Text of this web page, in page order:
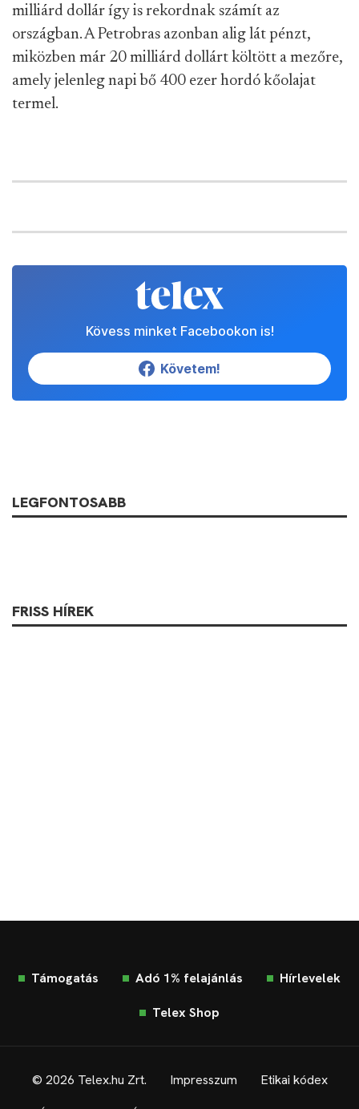
milliárd dollár így is rekordnak számít az
országban. A Petrobras azonban alig lát pénzt,
miközben már 20 milliárd dollárt költött a mezőre,
amely jelenleg napi bő 400 ezer hordó kőolajat
termel.
Kövess minket Facebookon is!
Követem!
LEGFONTOSABB
FRISS HÍREK
Támogatás Adó 1% felajánlás Hírlevelek
Telex Shop
© 2026 Telex.hu Zrt. Impresszum Etikai kódex